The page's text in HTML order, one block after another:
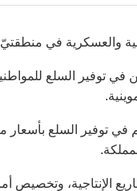
والعسكرية في
في توفير السلع
توفير السلع بأسعار
الإنتاجية، وتخصيص